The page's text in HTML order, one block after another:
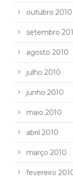
outubro 2010
setembro
agosto 2010
julho 2010
junho 2010
maio 2010
abril 2010
março 2010
fevereiro